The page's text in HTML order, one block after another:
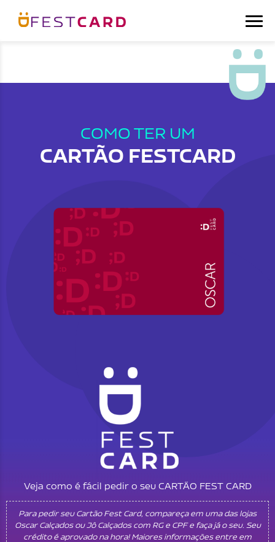
COMO TER UM
CARTÃO FESTCARD
Veja como é fácil pedir o seu CARTÃO FEST CARD
Para pedir seu Cartão Fest Card, compareça em uma das lojas
Oscar Calçados ou Jô Calçados com RG e CPF e faça já o seu. Seu
crédito é aprovado na hora! Maiores informações entre em